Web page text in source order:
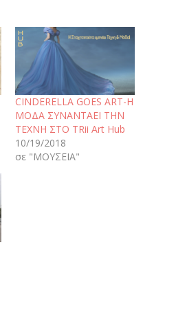
CINDERELLA GOES ART-Η
ΜΟΔΑ ΣΥΝΑΝΤΑΕΙ ΤΗΝ
ΤΕΧΝΗ ΣΤΟ TRii Art Hub
10/19/2018
σε "ΜΟΥΣΕΙΑ"